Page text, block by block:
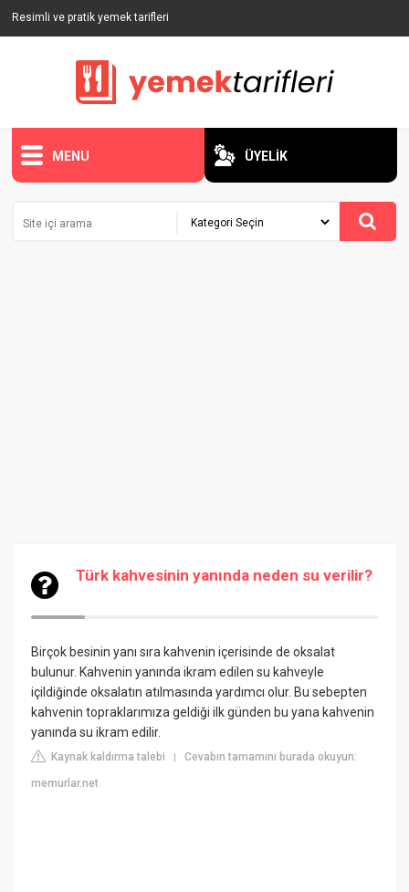
Resimli ve pratik yemek tarifleri
MENU ÜYELİK
Türk kahvesinin yanında neden su verilir?
Birçok besinin yanı sıra kahvenin içerisinde de oksalat
bulunur. Kahvenin yanında ikram edilen su kahveyle
içildiğinde oksalatın atılmasında yardımcı olur. Bu sebepten
kahvenin topraklarımıza geldiği ilk günden bu yana kahvenin
yanında su ikram edilir.
Kaynak kaldırma talebi |Cevabın tamamını burada okuyun:
memurlar.net